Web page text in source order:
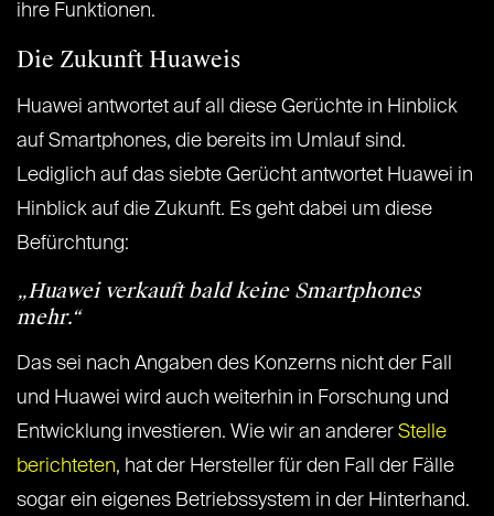
ihre Funktionen.
Die Zukunft Huaweis
Huawei antwortet auf all diese Gerüchte in Hinblick
auf Smartphones, die bereits im Umlauf sind.
Lediglich auf das siebte Gerücht antwortet Huawei in
Hinblick auf die Zukunft. Es geht dabei um diese
Befürchtung:
„Huawei verkauft bald keine Smartphones
mehr.“
Das sei nach Angaben des Konzerns nicht der Fall
und Huawei wird auch weiterhin in Forschung und
Entwicklung investieren. Wie wir an anderer Stelle
berichteten, hat der Hersteller für den Fall der Fälle
sogar ein eigenes Betriebssystem in der Hinterhand.